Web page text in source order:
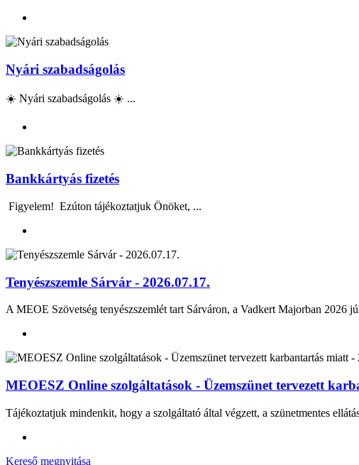
Nyári szabadságolás
☀️ Nyári szabadságolás ☀️ ...
Bankkártyás fizetés
Figyelem! Ezúton tájékoztatjuk Önöket, ...
Tenyészszemle Sárvár - 2026.07.17.
A MEOE Szövetség tenyészszemlét tart Sárváron, a Vadkert Majorban
MEOESZ Online szolgáltatások - Üzemszünet tervezett
Tájékoztatjuk mindenkit, hogy a szolgáltató által végzett, a szünetmentes
Kereső megnyitása